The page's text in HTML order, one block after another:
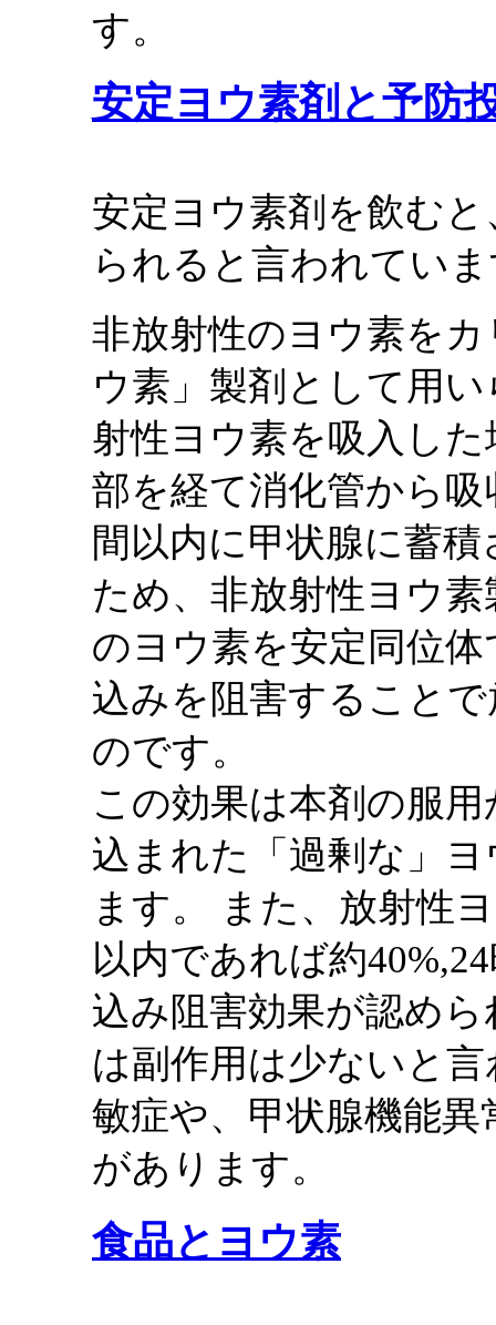
す。
安定ヨウ素剤と予防
安定ヨウ素剤を飲む
られると言われてい
非放射性のヨウ素を
ウ素」製剤として用
射性ヨウ素を吸入し
部を経て消化管から吸
間以内に甲状腺に蓄
ため、非放射性ヨウ
のヨウ素を安定同位
込みを阻害すること
のです。
この効果は本剤の服
込まれた「過剰な」
ます。 また、放射性
以内であれば約
込み阻害効果が認め
は副作用は少ないと
敏症や、甲状腺機能
があります。
食品とヨウ素